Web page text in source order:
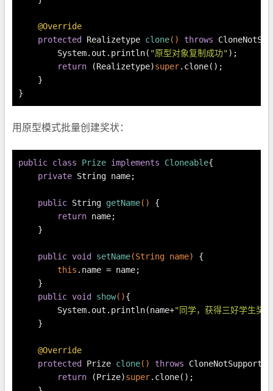
@Override
protected
Realizetype clone() throws
        System.out.println(
"原型对象复制成功");
return (Realizetype)super.clone();
    }
}
用原型模式批量创建奖状：
public class Prize implements Cloneable{
private String name;
public String getName()
{
return name;
    }
public void setName(String name)
{
this .name = name;
    }
public void show(){
        System.out.println(name+
"同学，获得三好学生奖
    }
@Override
protected
Prize clone() throws
return (Prize)super.clone();